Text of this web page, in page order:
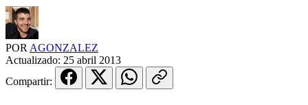
POR AGONZALEZ
Actualizado: 25 abril 2013
Compartir: